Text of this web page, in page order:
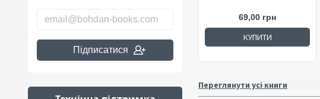
Підписатися
69,00 грн
КУПИТИ
Переглянути усі книги